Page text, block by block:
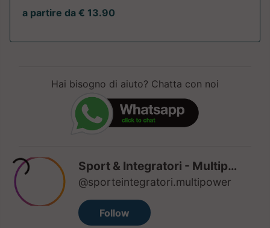
a partire da € 13.90
Hai bisogno di aiuto? Chatta con noi